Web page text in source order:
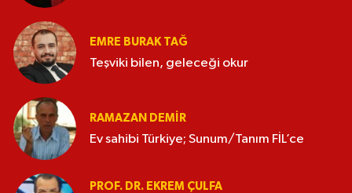
EMRE BURAK TAĞ
Teşviki bilen, geleceği okur
RAMAZAN DEMİR
Ev sahibi Türkiye; Sunum/Tanım FİL’ce
PROF. DR. EKREM ÇULFA